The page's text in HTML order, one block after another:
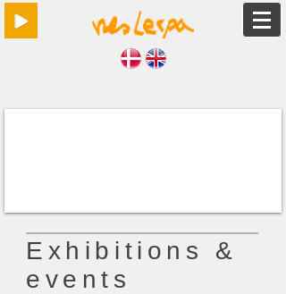
Exhibitions &
events